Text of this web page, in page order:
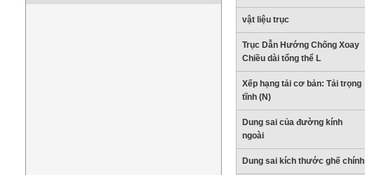
vật liệu trục
Trục Dẫn Hướng Chống Xoay
Chiều dài tổng thể L
Xếp hạng tải cơ bản: Tải trọng
tĩnh (N)
Dung sai của đường kính
ngoài
Dung sai kích thước ghế chính